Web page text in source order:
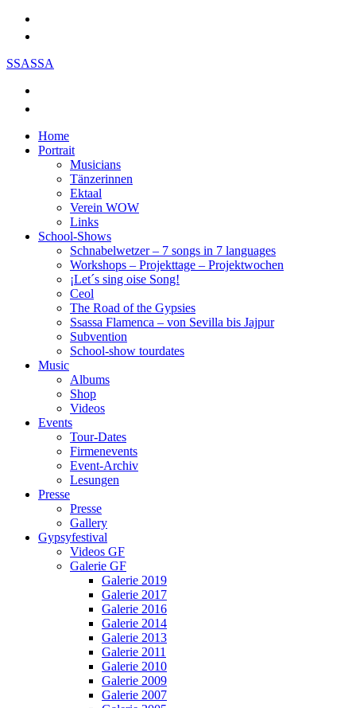
SSASSA
Home
Portrait
Musicians
Tänzerinnen
Ektaal
Verein WOW
Links
School-Shows
Schnabelwetzer – 7 songs in 7 languages
Workshops – Projekttage – Projektwochen
¡Let´s sing oise Song!
Ceol
The Road of the Gypsies
Ssassa Flamenca – von Sevilla bis Jajpur
Subvention
School-show tourdates
Music
Albums
Shop
Videos
Events
Tour-Dates
Firmenevents
Event-Archiv
Lesungen
Presse
Presse
Gallery
Gypsyfestival
Videos GF
Galerie GF
Galerie 2019
Galerie 2017
Galerie 2016
Galerie 2014
Galerie 2013
Galerie 2011
Galerie 2010
Galerie 2009
Galerie 2007